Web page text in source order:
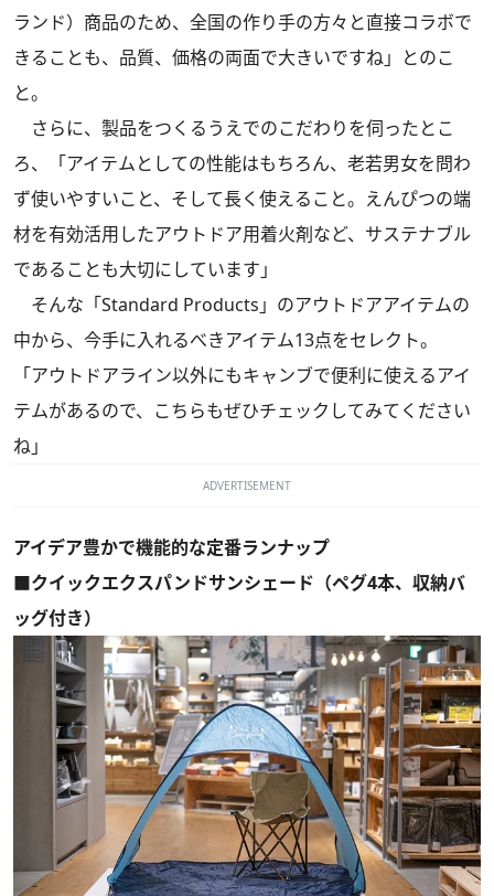
ランド）商品のため、全国の作り手の方々と直接コラボで
きることも、品質、価格の両面で大きいですね」とのこ
と。
さらに、製品をつくるうえでのこだわりを伺ったとこ
ろ、「アイテムとしての性能はもちろん、老若男女を問わ
ず使いやすいこと、そして長く使えること。えんぴつの端
材を有効活用したアウトドア用着火剤など、サステナブル
であることも大切にしています」
そんな「Standard Products」のアウトドアアイテムの
中から、今手に入れるべきアイテム13点をセレクト。
「アウトドアライン以外にもキャンブで便利に使えるアイ
テムがあるので、こちらもぜひチェックしてみてください
ね」
ADVERTISEMENT
アイデア豊かで機能的な定番ランナップ
■クイックエクスパンドサンシェード（ペグ4本、収納バ
ッグ付き）